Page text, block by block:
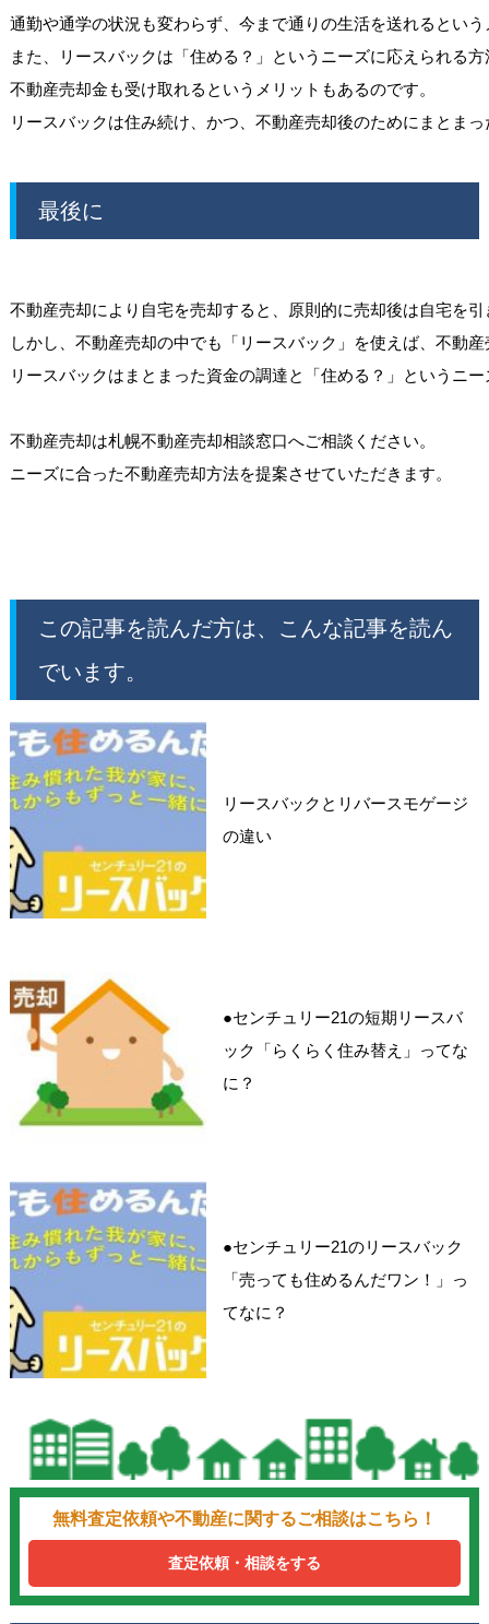
通勤や通学の状況も変わらず、今まで通りの生活を送れるとい
また、リースバックは「住める？」というニーズに応えられる
不動産売却金も受け取れるというメリットもあるのです。
最後に
不動産売却により自宅を売却すると、原則的に売却後は自宅を
しかし、不動産売却の中でも「リースバック」を使えば、不動
リースバックはまとまった資金の調達と「住める？」というニ
不動産売却は札幌不動産売却相談窓口へご相談ください。
この記事を読んだ方は、こんな記事を読ん
でいます。
リースバックとリバースモゲージ
の違い
●センチュリー21の短期リースバ
ック「らくらく住み替え」ってな
に？
●センチュリー21のリースバック
「売っても住めるんだワン！」っ
てなに？
無料査定依頼や不動産に関するご相談はこちら！
査定依頼・相談をする